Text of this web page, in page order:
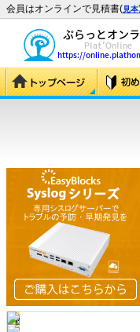
会員はオンラインで見積書(見本